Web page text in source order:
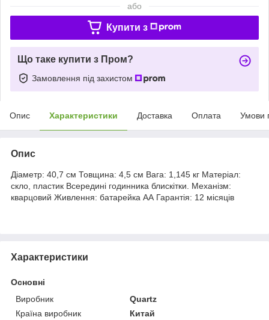
або
Купити з
Що таке купити з Пром?
Замовлення під захистом
Опис Характеристики Доставка Оплата Умови
Опис
Діаметр: 40,7 см Товщина: 4,5 см Вага: 1,145 кг Матеріал:
скло, пластик Всередині годинника блискітки. Механізм:
кварцовий Живлення: батарейка АА Гарантія: 12 місяців
Характеристики
Основні
Виробник
Quartz
Країна виробник
Китай